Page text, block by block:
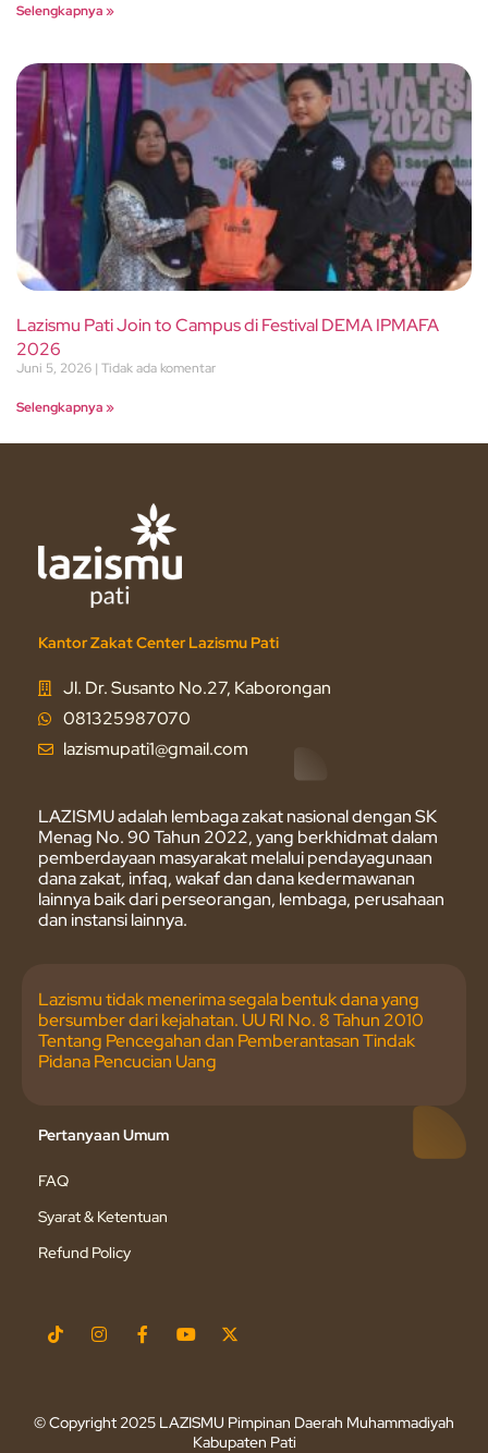
Selengkapnya »
Lazismu Pati Join to Campus di Festival DEMA IPMAFA
2026
Juni 5, 2026 Tidak ada komentar
Selengkapnya »
Kantor Zakat Center Lazismu Pati
Jl. Dr. Susanto No.27, Kaborongan
081325987070
lazismupati1@gmail.com
LAZISMU adalah lembaga zakat nasional dengan SK
Menag No. 90 Tahun 2022, yang berkhidmat dalam
pemberdayaan masyarakat melalui pendayagunaan
dana zakat, infaq, wakaf dan dana kedermawanan
lainnya baik dari perseorangan, lembaga, perusahaan
dan instansi lainnya.
Lazismu tidak menerima segala bentuk dana yang
bersumber dari kejahatan. UU RI No. 8 Tahun 2010
Tentang Pencegahan dan Pemberantasan Tindak
Pidana Pencucian Uang
Pertanyaan Umum
FAQ
Syarat & Ketentuan
Refund Policy
© Copyright 2025 LAZISMU Pimpinan Daerah Muhammadiyah
Kabupaten Pati